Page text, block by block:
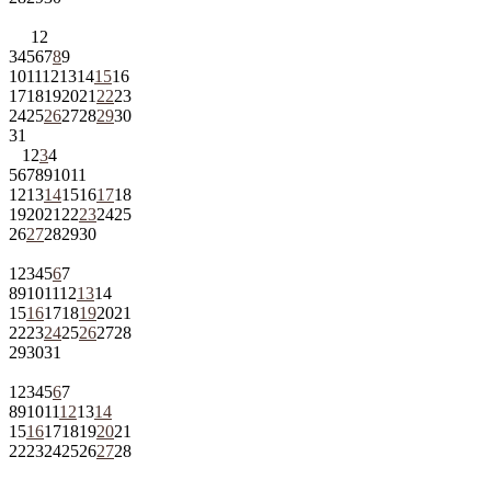
1 2
3456789
10111213141516
1718192021 2223
24252627282930
31
1 234
567891011
12131415161718
192021 22232425
2627282930
1 234567
891011121314
15161718192021
22232425262728
293031
1 234567
891011121314
15161718192021
22232425262728